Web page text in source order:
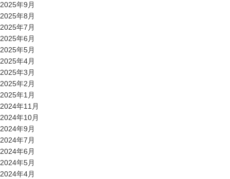
2025年9月
2025年8月
2025年7月
2025年6月
2025年5月
2025年4月
2025年3月
2025年2月
2025年1月
2024年11月
2024年10月
2024年9月
2024年7月
2024年6月
2024年5月
2024年4月